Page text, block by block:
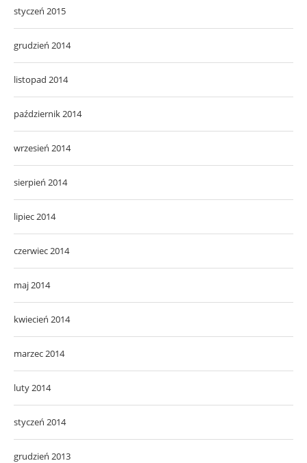
styczeń 2015
grudzień 2014
listopad 2014
październik 2014
wrzesień 2014
sierpień 2014
lipiec 2014
czerwiec 2014
maj 2014
kwiecień 2014
marzec 2014
luty 2014
styczeń 2014
grudzień 2013